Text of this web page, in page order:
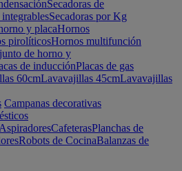
Secadoras de
integrablesSecadoras por Kg
y placaHornos
pirolíticosHornos multifunción
de horno y
de inducciónPlacas de gas
60cmLavavajillas 45cmLavavajillas
Campanas decorativas
AspiradoresCafeterasPlanchas de
Robots de CocinaBalanzas de